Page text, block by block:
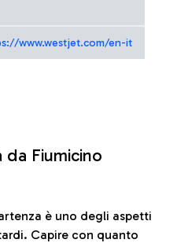
www.westjet.com/en-it
da Fiumicino
è uno degli aspetti
Capire con quanto